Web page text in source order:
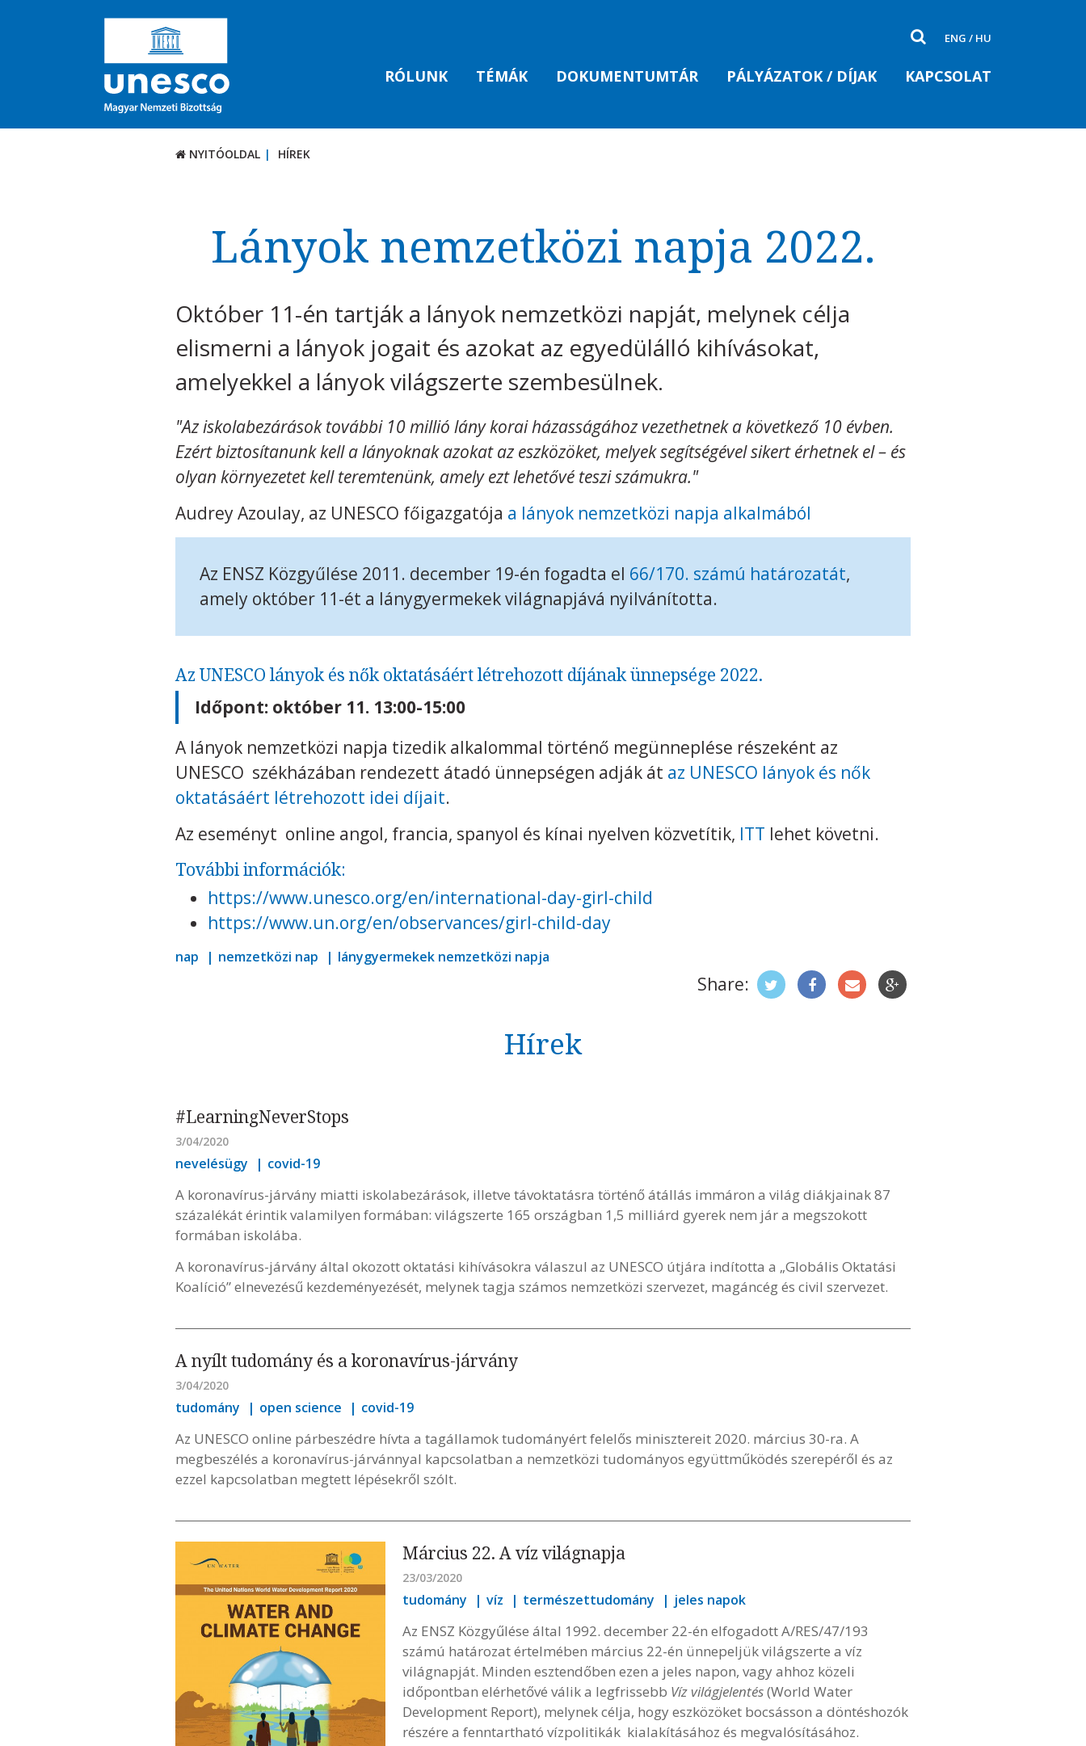
ENG / HU
RÓLUNK TÉMÁK DOKUMENTUMTÁR PÁLYÁZATOK / DÍJAK KAPCSOLAT
NYITÓOLDAL HÍREK
Lányok nemzetközi napja 2022.
Október 11-én tartják a lányok nemzetközi napját, melynek célja
elismerni a lányok jogait és azokat az egyedülálló kihívásokat,
amelyekkel a lányok világszerte szembesülnek.
"Az iskolabezárások további 10 millió lány korai házasságához vezethetnek a következő 10 évben.
Ezért biztosítanunk kell a lányoknak azokat az eszközöket, melyek segítségével sikert érhetnek el – és
olyan környezetet kell teremtenünk, amely ezt lehetővé teszi számukra."
Audrey Azoulay, az UNESCO főigazgatója a lányok nemzetközi napja alkalmából
Az ENSZ Közgyűlése 2011. december 19-én fogadta el 66/170. számú határozatát,
amely október 11-ét a lánygyermekek világnapjává nyilvánította.
Az UNESCO lányok és nők oktatásáért létrehozott díjának ünnepsége 2022.
Időpont: október 11. 13:00-15:00
A lányok nemzetközi napja tizedik alkalommal történő megünneplése részeként az
UNESCO székházában rendezett átadó ünnepségen adják át az UNESCO lányok és nők
oktatásáért létrehozott idei díjait.
Az eseményt online angol, francia, spanyol és kínai nyelven közvetítik, ITT lehet követni.
További információk:
https://www.unesco.org/en/international-day-girl-child
https://www.un.org/en/observances/girl-child-day
nap nemzetközi nap lánygyermekek nemzetközi napja
Share:
Hírek
#LearningNeverStops
3/04/2020
nevelésügy covid-19
A koronavírus-járvány miatti iskolabezárások, illetve távoktatásra történő átállás immáron a világ diákjainak 87
százalékát érintik valamilyen formában: világszerte 165 országban 1,5 milliárd gyerek nem jár a megszokott
formában iskolába.
A koronavírus-járvány által okozott oktatási kihívásokra válaszul az UNESCO útjára indította a „Globális Oktatási
Koalíció” elnevezésű kezdeményezését, melynek tagja számos nemzetközi szervezet, magáncég és civil szervezet.
A nyílt tudomány és a koronavírus-járvány
3/04/2020
tudomány open science covid-19
Az UNESCO online párbeszédre hívta a tagállamok tudományért felelős minisztereit 2020. március 30-ra. A
megbeszélés a koronavírus-járvánnyal kapcsolatban a nemzetközi tudományos együttműködés szerepéről és az
ezzel kapcsolatban megtett lépésekről szólt.
Március 22. A víz világnapja
23/03/2020
tudomány víz természettudomány jeles napok
Az ENSZ Közgyűlése által 1992. december 22-én elfogadott A/RES/47/193
számú határozat értelmében március 22-én ünnepeljük világszerte a víz
világnapját. Minden esztendőben ezen a jeles napon, vagy ahhoz közeli
időpontban elérhetővé válik a legfrissebb Víz világjelentés(World Water
Development Report), melynek célja, hogy eszközöket bocsásson a döntéshozók
részére a fenntartható vízpolitikák kialakításához és megvalósításához.